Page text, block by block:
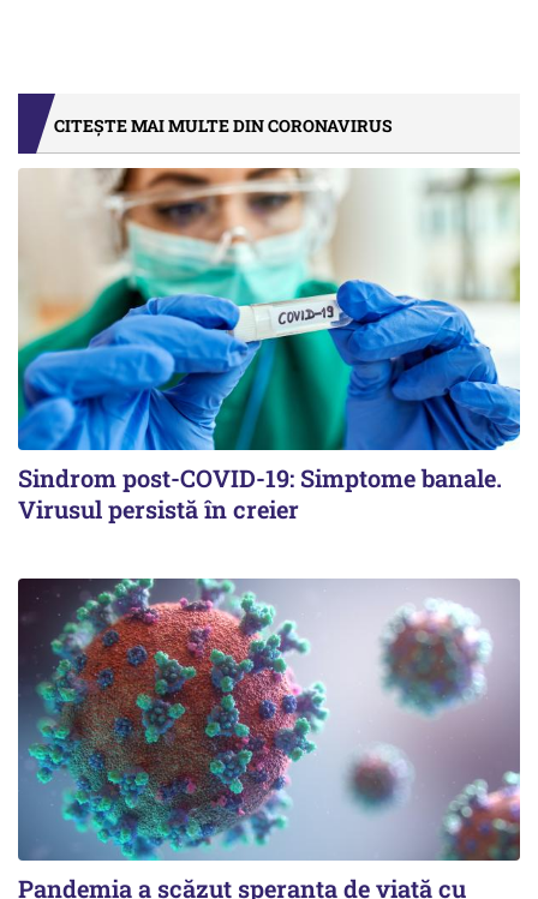
CITEȘTE MAI MULTE DIN CORONAVIRUS
Sindrom post-COVID-19: Simptome banale.
Virusul persistă în creier
Pandemia a scăzut speranţa de viaţă cu